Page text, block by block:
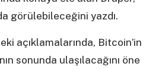
görülebileceğini yazdı.
açıklamalarında, Bitcoin’in
sonunda ulaşılacağını öne